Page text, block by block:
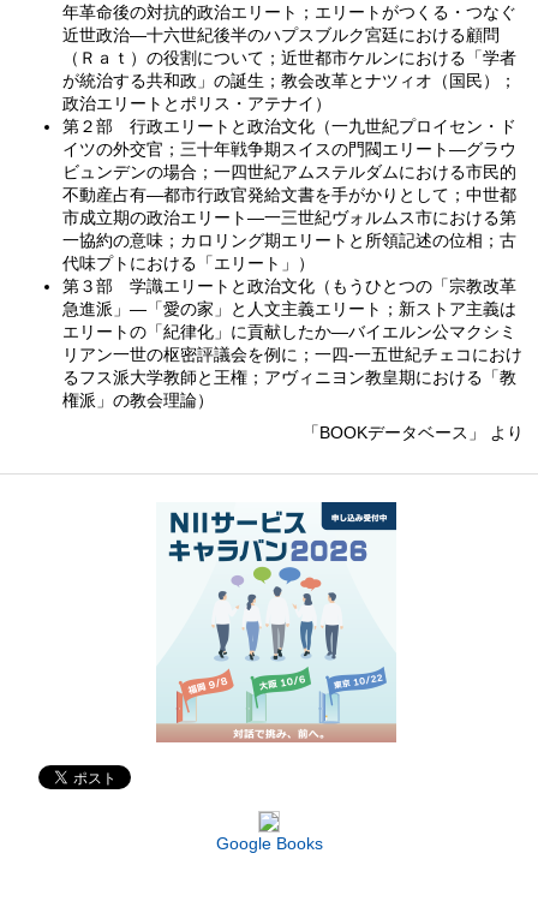
年革命後の対抗的政治エリート；エリートがつくる・つなぐ
近世政治—十六世紀後半のハプスブルク宮廷における顧問
（Ｒａｔ）の役割について；近世都市ケルンにおける「学者
が統治する共和政」の誕生；教会改革とナツィオ（国民）；
政治エリートとポリス・アテナイ）
第２部 行政エリートと政治文化（一九世紀プロイセン・ド
イツの外交官；三十年戦争期スイスの門閥エリート—グラウ
ビュンデンの場合；一四世紀アムステルダムにおける市民的
不動産占有—都市行政官発給文書を手がかりとして；中世都
市成立期の政治エリート—一三世紀ヴォルムス市における第
一協約の意味；カロリング期エリートと所領記述の位相；古
代味プトにおける「エリート」）
第３部 学識エリートと政治文化（もうひとつの「宗教改革
急進派」—「愛の家」と人文主義エリート；新ストア主義は
エリートの「紀律化」に貢献したか—バイエルン公マクシミ
リアン一世の枢密評議会を例に；一四‐一五世紀チェコにおけ
るフス派大学教師と王権；アヴィニヨン教皇期における「教
権派」の教会理論）
「BOOKデータベース」 より
Google Books